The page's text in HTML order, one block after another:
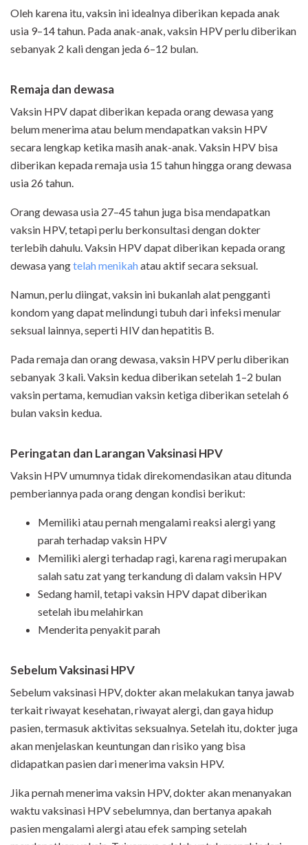
Oleh karena itu, vaksin ini idealnya diberikan kepada anak
usia 9–14 tahun. Pada anak-anak, vaksin HPV perlu diberikan
sebanyak 2 kali dengan jeda 6–12 bulan.
Remaja dan dewasa
Vaksin HPV dapat diberikan kepada orang dewasa yang
belum menerima atau belum mendapatkan vaksin HPV
secara lengkap ketika masih anak-anak. Vaksin HPV bisa
diberikan kepada remaja usia 15 tahun hingga orang dewasa
usia 26 tahun.
Orang dewasa usia 27–45 tahun juga bisa mendapatkan
vaksin HPV, tetapi perlu berkonsultasi dengan dokter
terlebih dahulu. Vaksin HPV dapat diberikan kepada orang
dewasa yangtelah menikahatau aktif secara seksual.
Namun, perlu diingat, vaksin ini bukanlah alat pengganti
kondom yang dapat melindungi tubuh dari infeksi menular
seksual lainnya, seperti HIV dan hepatitis B.
Pada remaja dan orang dewasa, vaksin HPV perlu diberikan
sebanyak 3 kali. Vaksin kedua diberikan setelah 1–2 bulan
vaksin pertama, kemudian vaksin ketiga diberikan setelah 6
bulan vaksin kedua.
Peringatan dan Larangan Vaksinasi HPV
Vaksin HPV umumnya tidak direkomendasikan atau ditunda
pemberiannya pada orang dengan kondisi berikut:
Memiliki atau pernah mengalami reaksi alergi yang
parah terhadap vaksin HPV
Memiliki alergi terhadap ragi, karena ragi merupakan
salah satu zat yang terkandung di dalam vaksin HPV
Sedang hamil, tetapi vaksin HPV dapat diberikan
setelah ibu melahirkan
Menderita penyakit parah
Sebelum Vaksinasi HPV
Sebelum vaksinasi HPV, dokter akan melakukan tanya jawab
terkait riwayat kesehatan, riwayat alergi, dan gaya hidup
pasien, termasuk aktivitas seksualnya. Setelah itu, dokter juga
akan menjelaskan keuntungan dan risiko yang bisa
didapatkan pasien dari menerima vaksin HPV.
Jika pernah menerima vaksin HPV, dokter akan menanyakan
waktu vaksinasi HPV sebelumnya, dan bertanya apakah
pasien mengalami alergi atau efek samping setelah